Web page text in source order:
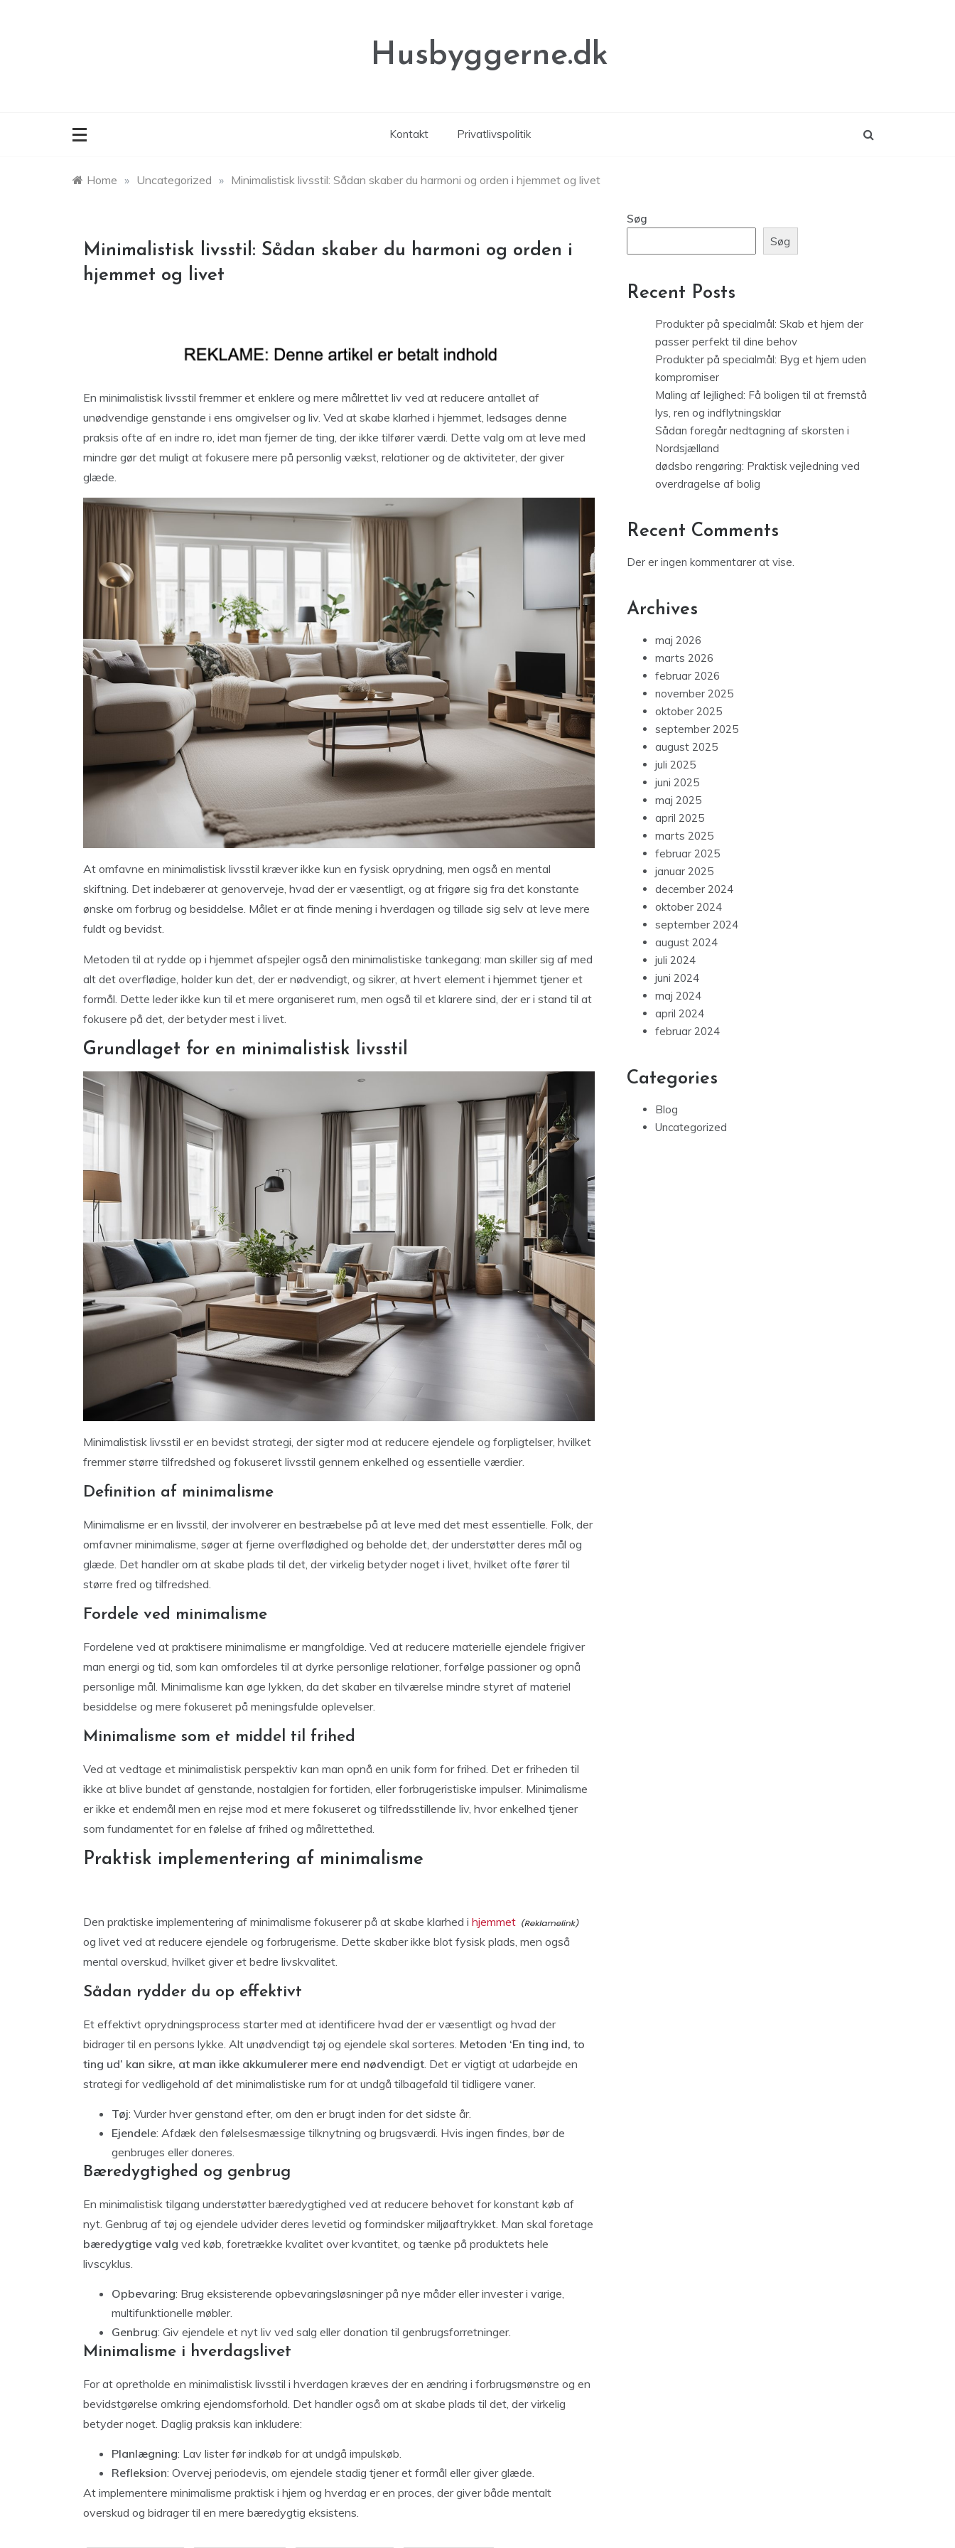
Husbyggerne.dk
Kontakt Privatlivspolitik
Home » Uncategorized » Minimalistisk livsstil: Sådan skaber du harmoni og orden i hjemmet og livet
Minimalistisk livsstil: Sådan skaber du harmoni og orden i
hjemmet og livet
En minimalistisk livsstil fremmer et enklere og mere målrettet liv ved at reducere antallet af
unødvendige genstande i ens omgivelser og liv. Ved at skabe klarhed i hjemmet, ledsages denne
praksis ofte af en indre ro, idet man fjerner de ting, der ikke tilfører værdi. Dette valg om at leve med
mindre gør det muligt at fokusere mere på personlig vækst, relationer og de aktiviteter, der giver
glæde.
At omfavne en minimalistisk livsstil kræver ikke kun en fysisk oprydning, men også en mental
skiftning. Det indebærer at genoverveje, hvad der er væsentligt, og at frigøre sig fra det konstante
ønske om forbrug og besiddelse. Målet er at finde mening i hverdagen og tillade sig selv at leve mere
fuldt og bevidst.
Metoden til at rydde op i hjemmet afspejler også den minimalistiske tankegang: man skiller sig af med
alt det overflødige, holder kun det, der er nødvendigt, og sikrer, at hvert element i hjemmet tjener et
formål. Dette leder ikke kun til et mere organiseret rum, men også til et klarere sind, der er i stand til at
fokusere på det, der betyder mest i livet.
Grundlaget for en minimalistisk livsstil
Minimalistisk livsstil er en bevidst strategi, der sigter mod at reducere ejendele og forpligtelser, hvilket
fremmer større tilfredshed og fokuseret livsstil gennem enkelhed og essentielle værdier.
Definition af minimalisme
Minimalisme er en livsstil, der involverer en bestræbelse på at leve med det mest essentielle. Folk, der
omfavner minimalisme, søger at fjerne overflødighed og beholde det, der understøtter deres mål og
glæde. Det handler om at skabe plads til det, der virkelig betyder noget i livet, hvilket ofte fører til
større fred og tilfredshed.
Fordele ved minimalisme
Fordelene ved at praktisere minimalisme er mangfoldige. Ved at reducere materielle ejendele frigiver
man energi og tid, som kan omfordeles til at dyrke personlige relationer, forfølge passioner og opnå
personlige mål. Minimalisme kan øge lykken, da det skaber en tilværelse mindre styret af materiel
besiddelse og mere fokuseret på meningsfulde oplevelser.
Minimalisme som et middel til frihed
Ved at vedtage et minimalistisk perspektiv kan man opnå en unik form for frihed. Det er friheden til
ikke at blive bundet af genstande, nostalgien for fortiden, eller forbrugeristiske impulser. Minimalisme
er ikke et endemål men en rejse mod et mere fokuseret og tilfredsstillende liv, hvor enkelhed tjener
som fundamentet for en følelse af frihed og målrettethed.
Praktisk implementering af minimalisme
Den praktiske implementering af minimalisme fokuserer på at skabe klarhed i hjemmet
og livet ved at reducere ejendele og forbrugerisme. Dette skaber ikke blot fysisk plads, men også
mental overskud, hvilket giver et bedre livskvalitet.
Sådan rydder du op effektivt
Et effektivt oprydningsprocess starter med at identificere hvad der er væsentligt og hvad der
bidrager til en persons lykke. Alt unødvendigt tøj og ejendele skal sorteres. Metoden ‘En ting ind, to
ting ud’ kan sikre, at man ikke akkumulerer mere end nødvendigt. Det er vigtigt at udarbejde en
strategi for vedligehold af det minimalistiske rum for at undgå tilbagefald til tidligere vaner.
Tøj: Vurder hver genstand efter, om den er brugt inden for det sidste år.
Ejendele: Afdæk den følelsesmæssige tilknytning og brugsværdi. Hvis ingen findes, bør de
genbruges eller doneres.
Bæredygtighed og genbrug
En minimalistisk tilgang understøtter bæredygtighed ved at reducere behovet for konstant køb af
nyt. Genbrug af tøj og ejendele udvider deres levetid og formindsker miljøaftrykket. Man skal foretage
bæredygtige valg ved køb, foretrække kvalitet over kvantitet, og tænke på produktets hele
livscyklus.
Opbevaring: Brug eksisterende opbevaringsløsninger på nye måder eller invester i varige,
multifunktionelle møbler.
Genbrug: Giv ejendele et nyt liv ved salg eller donation til genbrugsforretninger.
Minimalisme i hverdagslivet
For at opretholde en minimalistisk livsstil i hverdagen kræves der en ændring i forbrugsmønstre og en
bevidstgørelse omkring ejendomsforhold. Det handler også om at skabe plads til det, der virkelig
betyder noget. Daglig praksis kan inkludere:
Planlægning: Lav lister før indkøb for at undgå impulskøb.
Refleksion: Overvej periodevis, om ejendele stadig tjener et formål eller giver glæde.
At implementere minimalisme praktisk i hjem og hverdag er en proces, der giver både mentalt
overskud og bidrager til en mere bæredygtig eksistens.
Søg
Søg
Recent Posts
Produkter på specialmål: Skab et hjem der
passer perfekt til dine behov
Produkter på specialmål: Byg et hjem uden
kompromiser
Maling af lejlighed: Få boligen til at fremstå
lys, ren og indflytningsklar
Sådan foregår nedtagning af skorsten i
Nordsjælland
dødsbo rengøring: Praktisk vejledning ved
overdragelse af bolig
Recent Comments
Der er ingen kommentarer at vise.
Archives
maj 2026
marts 2026
februar 2026
november 2025
oktober 2025
september 2025
august 2025
juli 2025
juni 2025
maj 2025
april 2025
marts 2025
februar 2025
januar 2025
december 2024
oktober 2024
september 2024
august 2024
juli 2024
juni 2024
maj 2024
april 2024
februar 2024
Categories
Blog
Uncategorized